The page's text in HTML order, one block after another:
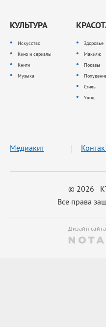
КУЛЬТУРА
Искусство
Кино и сериалы
Книги
Музыка
Здоровье
Макияж
Показы
Стиль
Уход
© 2026
Все права
Медиакит
Дизайн